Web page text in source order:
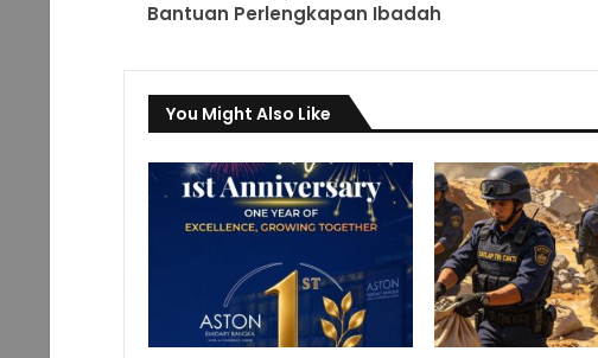
Bantuan Perlengkapan Ibadah
You Might Also Like